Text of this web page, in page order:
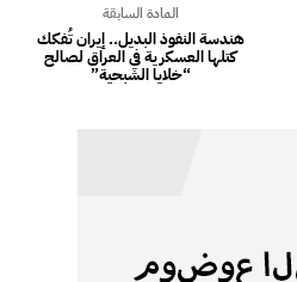
المادة السابقة
هندسة النفوذ البديل.. إيران تُفكك
كتلها العسكرية في العراق لصالح
“خلايا الشبحية”